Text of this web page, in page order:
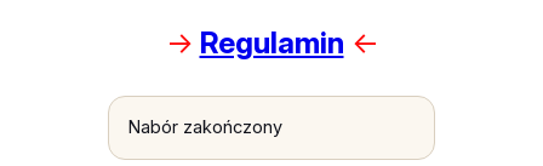
-> Regulamin <-
Nabór zakończony